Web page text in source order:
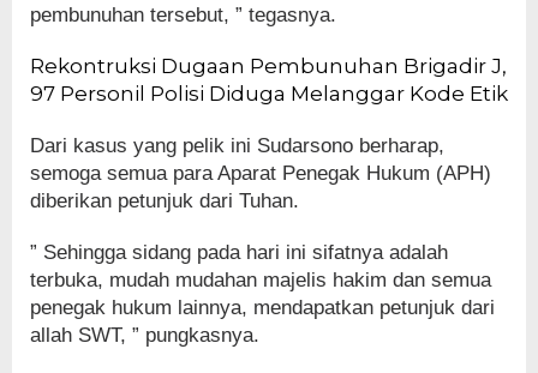
pembunuhan tersebut, ” tegasnya.
Rekontruksi Dugaan Pembunuhan Brigadir J,
97 Personil Polisi Diduga Melanggar Kode Etik
Dari kasus yang pelik ini Sudarsono berharap,
semoga semua para Aparat Penegak Hukum (APH)
diberikan petunjuk dari Tuhan.
” Sehingga sidang pada hari ini sifatnya adalah
terbuka, mudah mudahan majelis hakim dan semua
penegak hukum lainnya, mendapatkan petunjuk dari
allah SWT, ” pungkasnya.